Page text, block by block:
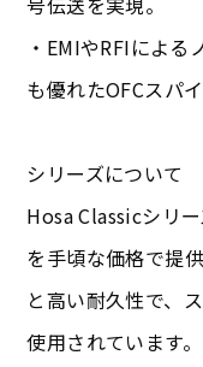
・EMIやRFIによ
も優れたOFCスパ
シリーズについて
Hosa Classicシリ
を手頃な価格で提
と高い耐久性で、
使用されています。